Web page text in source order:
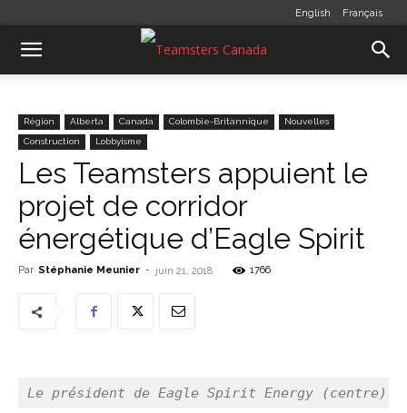
English Français
Région Alberta Canada Colombie-Britannique
Nouvelles
Construction
Lobbyisme
Les Teamsters appuient le
projet de corridor
énergétique d’Eagle Spirit
Par Stéphanie Meunier - juin 21, 2018 1766
Le président de Eagle Spirit Energy (centre)